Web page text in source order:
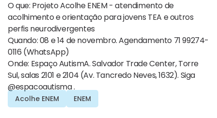
O que: Projeto Acolhe ENEM - atendimento de
acolhimento e orientação para jovens TEA e outros
perfis neurodivergentes
Quando: 08 e 14 de novembro. Agendamento 71 99274-
0116 (WhatsApp)
Onde: Espaço AutismA. Salvador Trade Center, Torre
Sul, salas 2101 e 2104 (Av. Tancredo Neves, 1632). Siga
@espacoautisma .
Acolhe ENEM ENEM